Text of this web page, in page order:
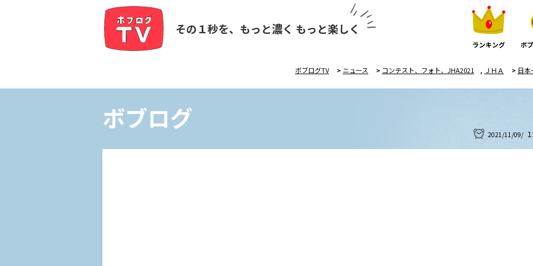
その１秒を、もっと濃く もっと楽しく
ランキング ボ
ボブログTV > ニュース > コンテスト、フォト、JHA2021 , ＪＨＡ > 日本
ボブログ
2021/11/09/